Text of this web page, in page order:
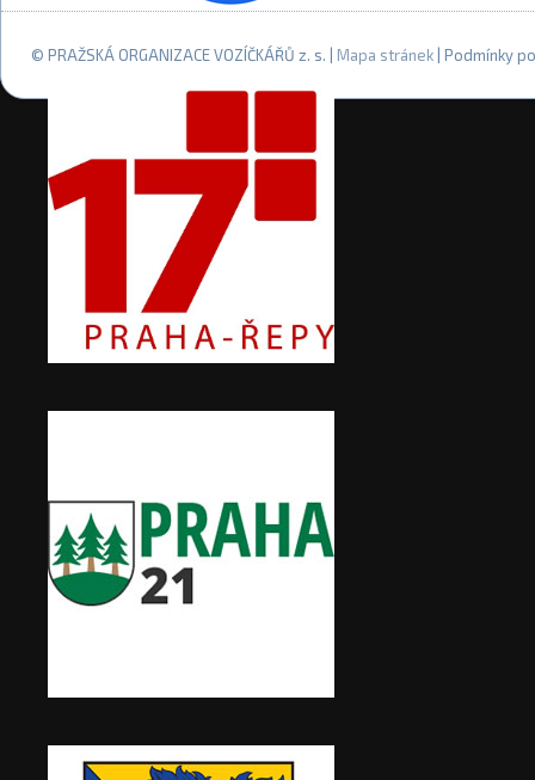
© PRAŽSKÁ ORGANIZACE VOZÍČKÁŘŮ z. s. | Mapa stránek | Podmínky